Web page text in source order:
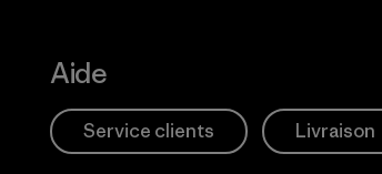
Aide
Service clients Livraison